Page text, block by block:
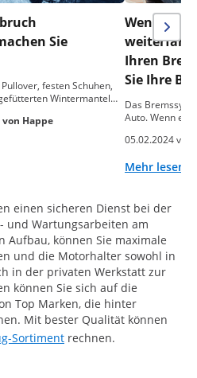
Sie
festen Schuhen,
Wintermantel…
Happe
Wenn alle
Ihren
Sie Ihre
Das
Auto. Wenn es
05.02.2024 von
Mehr lesen
einen sicheren Dienst bei der
und Wartungsarbeiten am
Aufbau, können Sie maximale
und die Motorhalter sowohl in
in der privaten Werkstatt zur
können Sie sich auf die
Top Marken, die hinter
Mit bester Qualität können
Sortiment rechnen.